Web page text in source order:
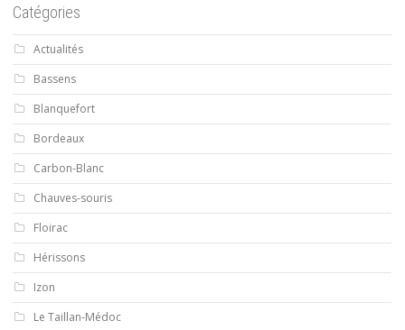
Catégories
Actualités
Bassens
Blanquefort
Bordeaux
Carbon-Blanc
Chauves-souris
Floirac
Hérissons
Izon
Le Taillan-Médoc